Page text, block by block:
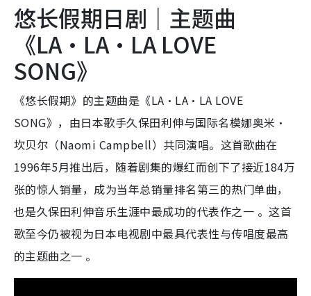
悠长假期日剧｜主题曲
《LA·LA·LA LOVE
SONG》
《悠长假期》的主题曲是《LA·LA·LA LOVE
SONG》，由日本歌手久保田利伸与国际名模娜奥米·
坎贝尔（Naomi Campbell）共同演唱。这首歌曲在
1996年5月推出后，随着剧集的爆红而创下了接近184万
张的惊人销量，成为当年总销量排名第三的热门单曲，
也是久保田利伸音乐生涯中最成功的代表作之一 。这首
歌至今仍被视为日本电视剧中最具代表性与传唱度最高
的主题曲之一 。